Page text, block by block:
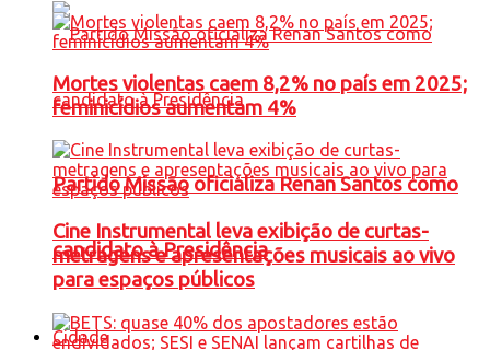
Partido Missão oficializa Renan Santos como
candidato à Presidência
Cidade
Mortes violentas caem 8,2% no país em 2025;
feminicídios aumentam 4%
Cine Instrumental leva exibição de curtas-
metragens e apresentações musicais ao vivo
para espaços públicos